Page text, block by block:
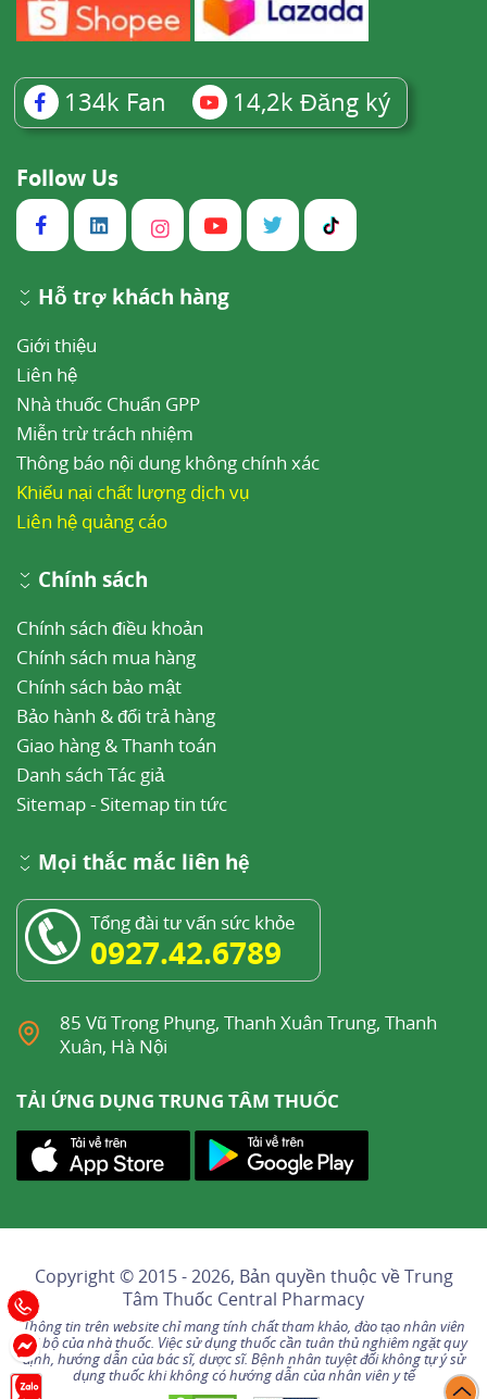
134k Fan 14,2k Đăng ký
Follow Us
Hỗ trợ khách hàng
Giới thiệu
Liên hệ
Nhà thuốc Chuẩn GPP
Miễn trừ trách nhiệm
Thông báo nội dung không chính xác
Khiếu nại chất lượng dịch vụ
Liên hệ quảng cáo
Chính sách
Chính sách điều khoản
Chính sách mua hàng
Chính sách bảo mật
Bảo hành & đổi trả hàng
Giao hàng & Thanh toán
Danh sách Tác giả
Sitemap- Sitemap tin tức
Mọi thắc mắc liên hệ
Tổng đài tư vấn sức khỏe
0927.42.6789
85 Vũ Trọng Phụng, Thanh Xuân Trung, Thanh
Xuân, Hà Nội
TẢI ỨNG DỤNG TRUNG TÂM THUỐC
Copyright © 2015 - 2026, Bản quyền thuộc vềTrung
Tâm Thuốc Central Pharmacy
Thông tin trên website chỉ mang tính chất tham khảo, đào tạo nhân viên
nội bộ của nhà thuốc. Việc sử dụng thuốc cần tuân thủ nghiêm ngặt quy
định, hướng dẫn của bác sĩ, dược sĩ. Bệnh nhân tuyệt đối không tự ý sử
dụng thuốc khi không có hướng dẫn của nhân viên y tế